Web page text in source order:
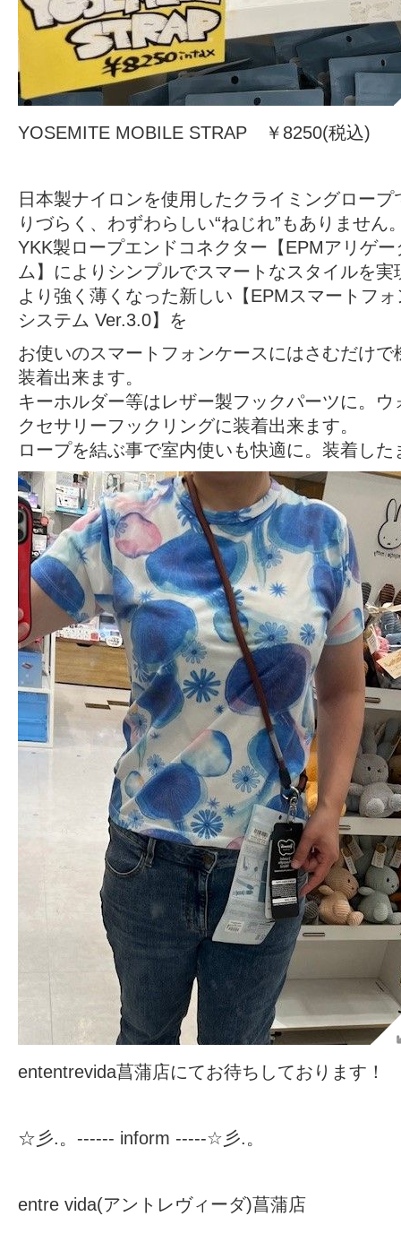
YOSEMITE MOBILE STRAP ￥8250(税込)
日本製ナイロンを使用したクライミングロー
りづらく、わずわらしい“ねじれ”もありません
YKK製ロープエンドコネクター【EPMアリゲ
ム】によりシンプルでスマートなスタイルを実
より強く薄くなった新しい【EPMスマートフ
システム Ver.3.0】を
お使いのスマートフォンケースにはさむだけ
装着出来ます。
キーホルダー等はレザー製フックパーツに。
クセサリーフックリングに装着出来ます。
ロープを結ぶ事で室内使いも快適に。装着し
ententrevida菖蒲店にてお待ちしております！
☆彡.。------ inform -----☆彡.。
entre vida(アントレヴィーダ)菖蒲店